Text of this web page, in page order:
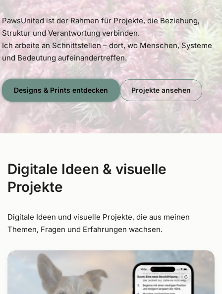
PawsUnited ist der Rahmen für Projekte, die Beziehung,
Struktur und Verantwortung verbinden.
Ich arbeite an Schnittstellen – dort, wo Menschen, Systeme
und Bedeutung aufeinandertreffen.
Designs & Prints entdecken Projekte ansehen
Digitale Ideen & visuelle
Projekte
Digitale Ideen und visuelle Projekte, die aus meinen
Themen, Fragen und Erfahrungen wachsen.